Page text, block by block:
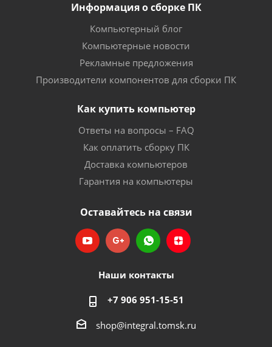
Информация о сборке ПК
Компьютерный блог
Компьютерные новости
Рекламные предложения
Производители компонентов для сборки ПК
Как купить компьютер
Ответы на вопросы – FAQ
Как оплатить сборку ПК
Доставка компьютеров
Гарантия на компьютеры
Оставайтесь на связи
Наши контакты
+7 906 951-15-51
shop@integral.tomsk.ru